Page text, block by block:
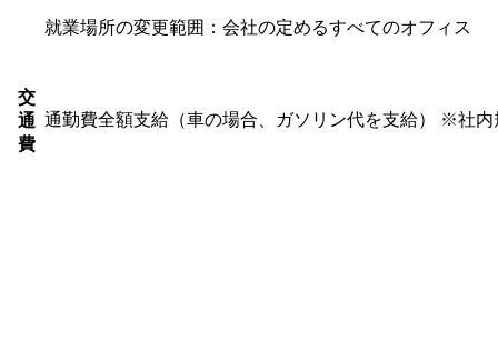
就業場所の変更範囲：会社の定めるすべてのオフィス
交
通
費
通勤費全額支給（車の場合、ガソリン代を支給） ※社内